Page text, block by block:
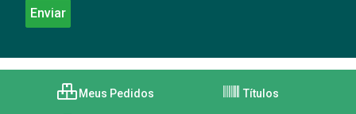
Meus Pedidos Títulos